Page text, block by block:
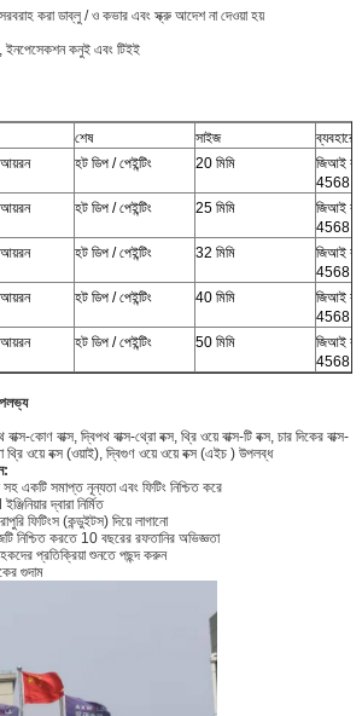
করা ডাব্লু / ও কভার এবং স্ক্রু আদেশ না দেওয়া হয়
ইনপেসেকশন কনুই এবং টিইই
শেষ সাইজ
আয়রন হট ডিপ / পেইন্টিং 20 মিমি
জিআই
4568
আয়রন হট ডিপ / পেইন্টিং 25 মিমি
জিআই
4568
আয়রন হট ডিপ / পেইন্টিং 32 মিমি
জিআই
4568
আয়রন হট ডিপ / পেইন্টিং 40 মিমি
জিআই
4568
আয়রন হট ডিপ / পেইন্টিং 50 মিমি
জিআই
4568
কোণ বাক্স, দ্বিপথ বাক্স-থ্রো বক্স, থ্রি ওয়ে বাক্স-টি বক্স, চার দিকের বাক্স-
থ্রি ওয়ে বক্স (ওয়াই), দ্বিগুণ ওয়ে ওয়ে বক্স (এইচ ) উপলব্ধ
সহ একটি সমাপ্ত নূন্যতা এবং ফিটিং নিশ্চিত করে
দ্বারা নির্মিত
ফিটিংস (কন্ডুইটস) দিয়ে লাগানো
নিশ্চিত করতে 10 বছরের রফতানির অভিজ্ঞতা
প্রতিক্রিয়া শুনতে পছন্দ করুন
গুদাম